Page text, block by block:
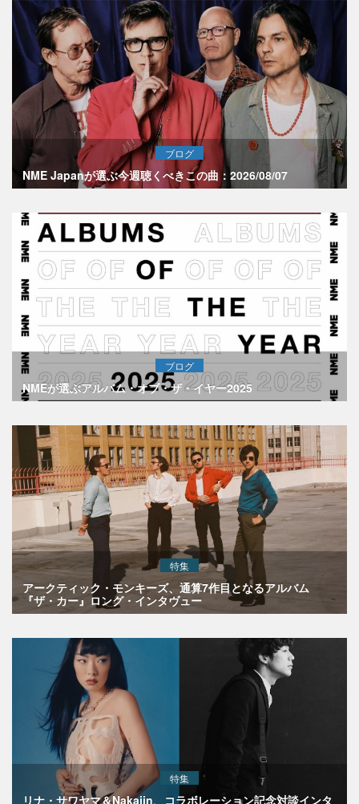
ブログ
NME Japanが選ぶ今週聴くべきこの曲：2026/08/07
ブログ
NMEが選ぶアルバム・オブ・ザ・イヤー2025
特集
アークティック・モンキーズ、通算7作目となるアルバム
『ザ・カー』ロング・インタヴュー
特集
リナ・サワヤマ＆Nakajin、コラボレーション記念対談インタ